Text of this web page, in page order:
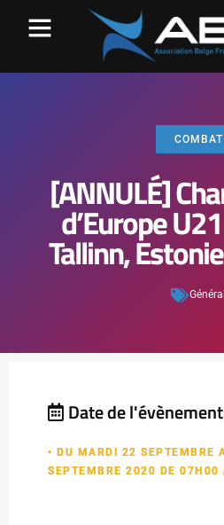
COMBAT
[ANNULÉ]
d’Europe
Tallinn,
Général
Date de
• DU MARDI 22 SEPTEMBRE
SEPTEMBRE 2020 DE 07H00